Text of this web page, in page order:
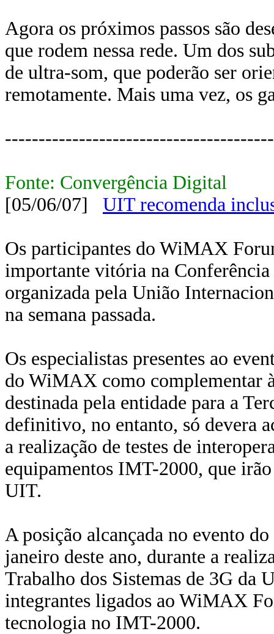
Agora os próximos passos são
que rodem nessa rede. Um dos
de ultra-som, que poderão ser
remotamente. Mais uma vez, os
Fonte: Convergência Digital
[05/06/07] UIT recomenda
Os participantes do WiMAX
importante vitória na
organizada pela União
na semana passada.
Os especialistas presentes ao
do WiMAX como complementar
destinada pela entidade para a
definitivo, no entanto, só devera
a realização de testes de
equipamentos IMT-2000, que
UIT.
A posição alcançada no evento
janeiro deste ano, durante a
Trabalho dos Sistemas de 3G da
integrantes ligados ao WiMAX
tecnologia no IMT-2000.